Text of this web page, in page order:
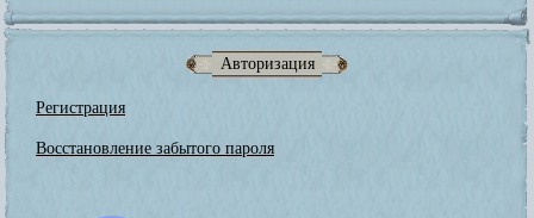
Авторизация
Регистрация
Восстановление забытого пароля